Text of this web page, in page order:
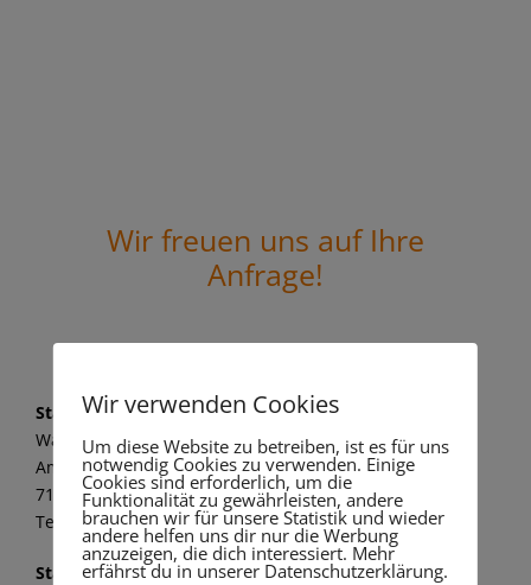
Wir freuen uns auf Ihre
Anfrage!
Standort Marbach
Wandaa GmbH
Am alten Kraftwerk 1
71672 Marbach a. N.
Tel.: 07144 8062 149
Standort Bergheim
Wir verwenden Cookies
Um diese Website zu betreiben, ist es für uns
notwendig Cookies zu verwenden. Einige
Cookies sind erforderlich, um die
Funktionalität zu gewährleisten, andere
brauchen wir für unsere Statistik und wieder
andere helfen uns dir nur die Werbung
anzuzeigen, die dich interessiert. Mehr
erfährst du in unserer Datenschutzerklärung.